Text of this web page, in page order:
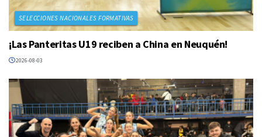
SELECCIONES NACIONALES FORMATIVAS
¡Las Panteritas U19 reciben a China en Neuquén!
2026-08-03